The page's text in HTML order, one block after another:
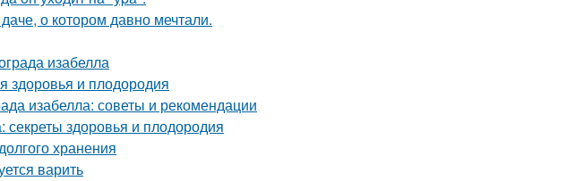
о котором давно мечтали.
изабелла
здоровья и плодородия
изабелла: советы и рекомендации
здоровья и плодородия
хранения
варить